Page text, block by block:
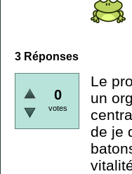
3 Réponses
0
votes
Le
un
de je